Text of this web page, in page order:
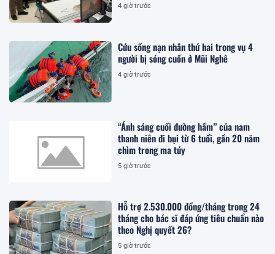
4 giờ trước
Cứu sống nạn nhân thứ hai trong vụ 4
người bị sóng cuốn ở Mũi Nghê
4 giờ trước
“Ánh sáng cuối đường hầm” của nam
thanh niên đi bụi từ 6 tuổi, gần 20 năm
chìm trong ma túy
5 giờ trước
Hỗ trợ 2.530.000 đồng/tháng trong 24
tháng cho bác sĩ đáp ứng tiêu chuẩn nào
theo Nghị quyết 26?
5 giờ trước